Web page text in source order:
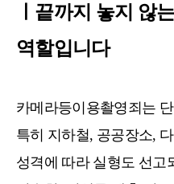
ㅣ끝까지 놓지 않
역할입니다
카메라등이용촬영죄는
특히 지하철, 공공장소,
성격에 따라 실형도 선고